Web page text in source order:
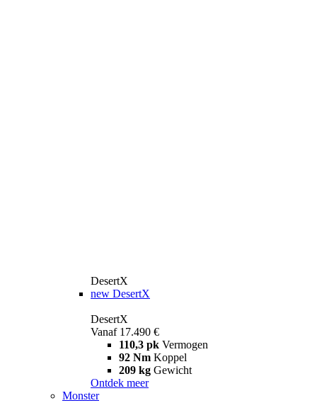
DesertX
new DesertX
DesertX
Vanaf 17.490 €
110,3 pk Vermogen
92 Nm Koppel
209 kg Gewicht
Ontdek meer
Monster